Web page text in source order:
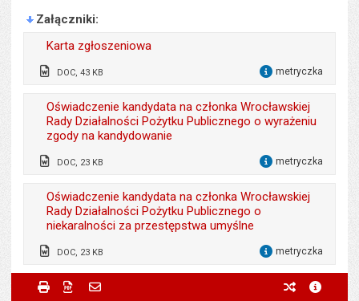
Załączniki
Karta zgłoszeniowa
DOC, 43 KB metryczka
Wytworzył:
Beata Bernacka
Data wytworzenia:
27.07.2015
Opublikował w BIP:
Monika Florczak
Liczba pobrań:
350
Oświadczenie kandydata na członka Wrocławskiej
Rady Działalności Pożytku Publicznego o wyrażeniu
zgody na kandydowanie
DOC, 23 KB metryczka
Wytworzył:
Beata Bernacka
Data wytworzenia:
27.07.2015
Opublikował w BIP:
Monika Florczak
Liczba pobrań:
Oświadczenie kandydata na członka Wrocławskiej
Rady Działalności Pożytku Publicznego o
niekaralności za przestępstwa umyślne
DOC, 23 KB metryczka
Wytworzył:
Metryczka
Odpowiedzialny za treść:
Powiadom znajomego
Powiadom znajomego
Twoje imię i nazwisko
Drukuj Zapisz do PDF poprzednie